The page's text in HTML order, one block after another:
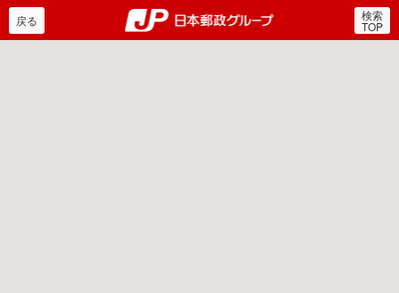
郵便局・日本郵政グルー
戻る 検索
TOP